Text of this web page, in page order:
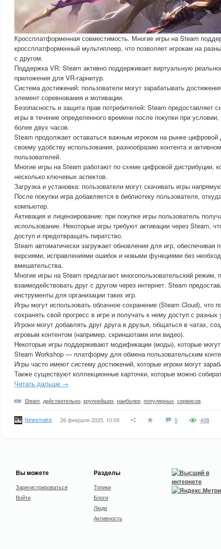
Кроссплатформенная совместимость. Многие игры на Steam
кроссплатформенный мультиплеер, что позволяет игрокам на
с другом.
Поддержка VR: Steam активно поддерживает виртуальную
приложения для VR-гарнитур.
Система достижений: пользователи могут зарабатывать
элемент соревнования и мотивации.
Безопасность и защита прав потребителей: Steam предоставляет
игры в течение определенного времени после покупки при
более двух часов.
Steam продолжает оставаться важным игроком на рынке цифровой
своему удобству использования, разнообразию контента и
пользователей.
Многие игры на Steam работают по схеме цифровой дистрибуции,
несколько ключевых аспектов.
Загрузка и установка: пользователи могут скачивать игры
После покупки игра добавляется в библиотеку пользователя,
компьютер.
Активация и лицензирование: при покупке игры пользователь
использование. Некоторые игры требуют активации через Steam,
доступ и предотвращать пиратство.
Steam автоматически загружает обновления для игр, обеспечивая
версиями, исправлениями ошибок и новыми функциями без
вмешательства.
Многие игры на Steam предлагают многопользовательский режим,
взаимодействовать друг с другом через интернет. Steam
инструменты для организации таких игр.
Игры могут использовать облачное сохранение (Steam Cloud), что
сохранять свой прогресс в игре и получать к нему доступ с разных
Игроки могут добавлять друг друга в друзья, общаться в чатах,
игровым контентом (например, скриншотами или видео).
Некоторые игры поддерживают модификации (моды), которые
Steam Workshop — платформу для обмена пользовательским
Игры часто имеют систему достижений, которые игроки могут
Также существуют коллекционные карточки, которые можно
Читать дальше →
Steam действительно крупнейших наиболее популярных сервисов
Newsmake 26 февраля 2025, 10:09 0 408
Вы можете
Зарегистрироваться
Войти
Разделы
Топики
Блоги
Люди
Активность